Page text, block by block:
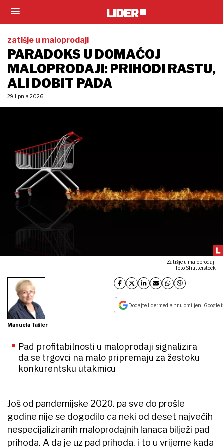
zatišje u maloprodaji
PARADOKS U DOMAĆOJ
MALOPRODAJI: PRIHODI RASTU,
ALI DOBIT PADA
29. lipnja 2026.
Zatišje u maloprodaji
foto Shutterstock
Manuela Tašler
Dodajte lidermedia.hr u omiljeni Google
Pad profitabilnosti u maloprodaji signalizira
da se trgovci na malo pripremaju za žestoku
konkurentsku utakmicu
Još od pandemijske 2020. pa sve do prošle
godine nije se dogodilo da neki od deset najvećih
nespecijaliziranih maloprodajnih lanaca bilježi pad
prihoda. A da je uz pad prihoda, i to u vrijeme kada